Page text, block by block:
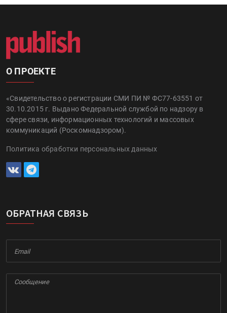
О ПРОЕКТЕ
«Свидетельство о регистрации СМИ ПИ № ФС77-63551 от
30.10.2015 г. Выдано Федеральной службой по надзору в
сфере связи, информационных технологий и массовых
коммуникаций (Роскомнадзором).
Политика обработки персональных данных
ОБРАТНАЯ СВЯЗЬ